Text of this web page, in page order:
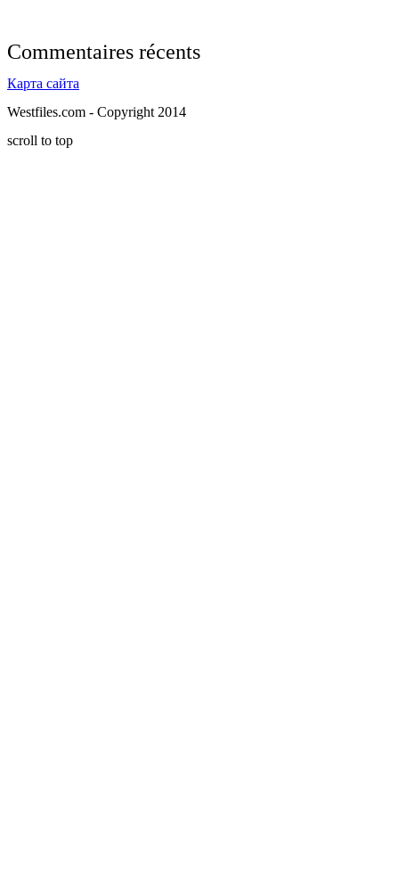
Commentaires récents
Карта сайта
Westfiles.com - Copyright 2014
scroll to top